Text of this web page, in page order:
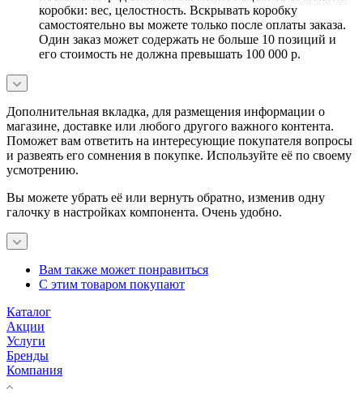
коробки: вес, целостность. Вскрывать коробку
самостоятельно вы можете только после оплаты заказа.
Один заказ может содержать не больше 10 позиций и
его стоимость не должна превышать 100 000 р.
Дополнительная вкладка, для размещения информации о
магазине, доставке или любого другого важного контента.
Поможет вам ответить на интересующие покупателя вопросы
и развеять его сомнения в покупке. Используйте её по своему
усмотрению.
Вы можете убрать её или вернуть обратно, изменив одну
галочку в настройках компонента. Очень удобно.
Вам также может понравиться
С этим товаром покупают
Каталог
Акции
Услуги
Бренды
Компания